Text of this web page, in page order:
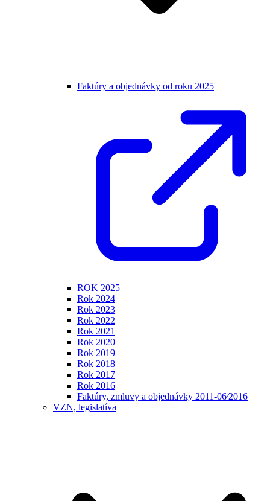
Faktúry a objednávky od roku 2025
ROK 2025
Rok 2024
Rok 2023
Rok 2022
Rok 2021
Rok 2020
Rok 2019
Rok 2018
Rok 2017
Rok 2016
Faktúry, zmluvy a objednávky 2011-06⁄2016
VZN, legislatíva